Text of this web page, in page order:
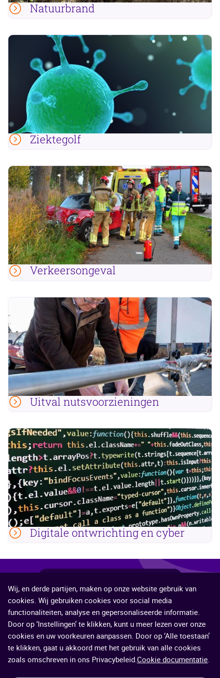
Wij, en derde partijen, maken op onze website gebruik van
cookies. Wij gebruiken cookies voor social media
functionaliteiten, analyse en gepersonaliseerde informatie.
Door op ‘Instellingen’ te klikken, kunt u meer lezen over onze
cookies en uw voorkeuren aanpassen. Door op ‘Alle toestaan’
te klikken, gaat u akkoord met het gebruik van alle cookies
zoals omschreven in ons Privacybeleid. Cookie documentatie
Natuurbrand
Ziektegolf
Verkeersongeval
Uitval nutsvoorzieningen
Digitale ontwrichting en cyber
deze
via
e-
mail
deze
pagina
op
Facebook
deze
pagina
op
X
(voorheen
deze
pagina
op
LinkedIn
deze
pagina
op
WhatsApp
©2026 Veiligheidsregio Limburg-Noord
Service
Contact Proclaimer Cookies